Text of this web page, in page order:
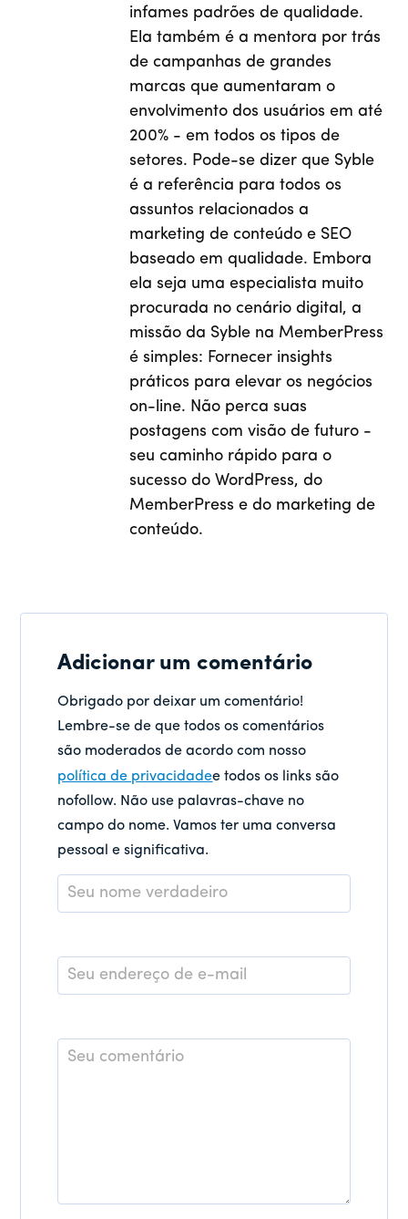
infames padrões de qualidade.
Ela também é a mentora por trás
de campanhas de grandes
marcas que aumentaram o
envolvimento dos usuários em até
200% - em todos os tipos de
setores. Pode-se dizer que Syble
é a referência para todos os
assuntos relacionados a
marketing de conteúdo e SEO
baseado em qualidade. Embora
ela seja uma especialista muito
procurada no cenário digital, a
missão da Syble na MemberPress
é simples: Fornecer insights
práticos para elevar os negócios
on-line. Não perca suas
postagens com visão de futuro -
seu caminho rápido para o
sucesso do WordPress, do
MemberPress e do marketing de
conteúdo.
Adicionar um comentário
Obrigado por deixar um comentário!
Lembre-se de que todos os comentários
são moderados de acordo com nosso
política de privacidadee todos os links são
nofollow. Não use palavras-chave no
campo do nome. Vamos ter uma conversa
pessoal e significativa.
Nome
*
E-
mail
Comentário